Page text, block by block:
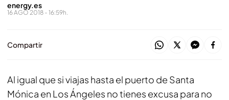
energy.es
16 AGO 2018 - 16:59h.
Compartir
Al igual que si viajas hasta el puerto de Santa
Mónica en Los Ángeles no tienes excusa para no